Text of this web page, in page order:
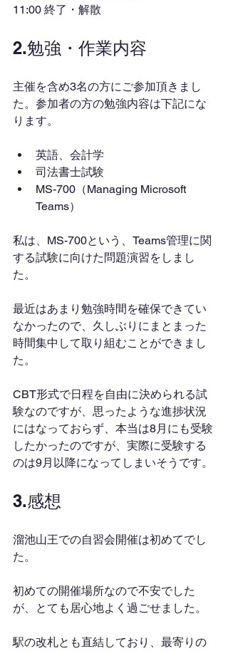
11:00 終了・解散
2.勉強・作業内容
主催を含め3名の方にご参加頂きまし
た。参加者の方の勉強内容は下記にな
ります。
英語、会計学
司法書士試験
MS-700（Managing Microsoft
Teams）
私は、MS-700という、Teams管理に関
する試験に向けた問題演習をしまし
た。
最近はあまり勉強時間を確保できてい
なかったので、久しぶりにまとまった
時間集中して取り組むことができまし
た。
CBT形式で日程を自由に決められる試
験なのですが、思ったような進捗状況
にはなっておらず、本当は8月にも受験
したかったのですが、実際に受験する
のは9月以降になってしまいそうです。
3.感想
溜池山王での自習会開催は初めてでし
た。
初めての開催場所なので不安でした
が、とても居心地よく過ごせました。
駅の改札とも直結しており、最寄りの